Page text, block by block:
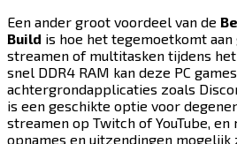
Een ander groot voordeel van de ​​​​‌ ‍ ​‍​‍‌‍ ‌ ​‍‌‍‍‌‌‍‌ ‌‍‍‌‌‍ ‍​‍​‍​ ‍‍​‍​‍‌ ​ ‌‍​‌‌‍ ‍‌‍‍‌‌ ‌​‌ ‍‌​‍ ‍‌‍‍‌‌‍ ​‍​‍​‍ ​​‍​‍‌‍‍​‌ ​‍‌‍‌‌‌‍‌‍​‍​‍​ ‍‍​‍​‍​‍ ‌‍​‌‌‍‌​‌‍ ‌‌‍‍‌‌‍ ‍​‍ ‌‍‍‌‌‍ ‍‌ ‌​‌‍‌‌‌‍ ‍‌ ‌​​‍ ‌‍‌‌‌‍‌​‌‍‍‌‌ ‌​​‍ ‌‍ ‌‌‍ ‌‍‌​‌‍‌‌​ ‌‌ ​​‌ ​‍‌‍‌‌‌ ​ ‌‍‌‌‌‍ ‍‌ ‌​‌‍​‌‌ ‌​‌‍‍‌‌‍ ‌‍ ‍​ ‍ ‌‍‍‌‌‍‌​​ ‌​ ‌​​ ‌ ​ ‌ ‌‍​‌​ ​‌​ ‌‍​ ‌​​ ​ ​‍ ‌​ ‍‌​ ​‍‌‍​‍‌‍‌​​‍ ‌​ ‌​​ ‌‍​ ​​​ ​ ​‍ ‌‌‍​‍​ ‍​​ ​‌​ ‌‍​‍ ‌​ ​‌​ ​‌​ ‌‍‌‍‌​​ ‌‌‌‍‌‍‌‍​ ​ ​‍​ ​ ‌‍‌‍​ ‍​​ ‍‌​ ‍ ‌ ‌​‌ ‍‌‌ ​​‌‍‌‌​ ‌‌‍​‍‌ ‌‌‌‍‍‌‌‍ ​‌‍‌​​ ‍ ‌ ​​‌‍​‌‌ ‌​‌‍‍​​ ‌‌‍‍‌​ ​‌​ ‍​‌‍ ‍‌‌ ‌‍ ​‌‍ ‌‍ ‍‌‍‌ ‌‌ ‌‍‌​‌‍‌‌‌ ​ ‌‍​ ​‍‌‌​ ‌‌‌​​‍‌‌ ‌‍‍ ‌‍‌‌‌ ‍‌​‍‌‌​ ​ ‌​‌​​‍‌‌​ ​ ‌​‌​​‍‌‌​ ​‍​ ​‍‌‍ ‍‌‍ ​​‍‌‌​ ​‍​ ​‍​‍‌‌​ ‌‌‌​‌​​‍ ‍‌ ‌‍‌‍​‌‌‍ ​‌ ‌‌‌‍‌‌​‍‌‌​ ‌‌‌​​‍‌‌ ‌‍‍ ‌‍‌‌‌ ‍‌​‍‌‌​ ​ ‌​‌​​‍‌‌​ ​ ‌​‌​​‍‌‌​ ​‍​ ​‍‌‍‌​​ ​‌‌‍​ ‌‍​‍​ ‌‌​ ‌​​ ​‍‌‍‌‍​ ‌​​ ​ ​ ‌‍​ ​​​‍‌‌​ ​‍​ ​‍​‍‌‌​ ‌‌‌​‌​​‍ ‍‌‍​ ‌‍‍​‌‍‍‌‌‍ ​‌‍‌​‌ ​‍‌‍‌‌‌‍ ‍​‍‌‌​ ‌‌‌​​‍‌‌ ‌‍‍ ‌‍‌‌‌ ‍‌​‍‌‌​ ​ ‌​‌​​‍‌‌​ ​ ‌​‌​​‍‌‌​ ​‍​ ​‍​ ​​​ ‌‌​ ‌‌​ ​‍​ ‌​‌‍‌‍​ ‌‍​ ​‌​ ​‍​ ‍​‌‍​‌​ ‌​​‍‌‌​ ​‍​ ​‍​‍‌‌​ ‌‌‌​‌​​‍ ‍‌ ‌​‌‍‌‌‌ ‍​‌ ‌​​ ‌‍​‍‌‍​‌‌ ​ ‌‍‌‌‌‌‌‌‌ ​‍‌‍ ​​ ‌​‍‌‌​ ​‍‌​‌‍‌‍​‌‌‍‌​‌‍ ‌‌‍‍‌‌‍ ‍​‍‌‍‌‍‍‌‌‍‌​​ ‌​ ‌​​ ‌ ​ ‌ ‌‍​‌​ ​‌​ ‌‍​ ‌​​ ​ ​‍ ‌​ ‍‌​ ​‍‌‍​‍‌‍‌​​‍ ‌​ ‌​​ ‌‍​ ​​​ ​ ​‍ ‌‌‍​‍​ ‍​​ ​‌​ ‌‍​‍ ‌​ ​‌​ ​‌​ ‌‍‌‍‌​​ ‌‌‌‍‌‍‌‍​ ​ ​‍​ ​ ‌‍‌‍​ ‍​​ ‍‌​‍‌‍‌ ‌​‌ ‍‌‌ ​​‌‍‌‌​ ‌‌‍​‍‌ ‌‌‌‍‍‌‌‍ ​‌‍‌​​‍‌‍‌ ​​‌‍​‌‌ ‌​‌‍‍​​ ‌‌‍‍‌​ ​‌​ ‍​‌‍ ‍‌‌ ‌‍ ​‌‍ ‌‍ ‍‌‍‌ ‌‌ ‌‍‌​‌‍‌‌‌ ​ ‌‍​ ​‍‌‌​ ‌‌‌​​‍‌‌ ‌‍‍ ‌‍‌‌‌ ‍‌​‍‌‌​ ​ ‌​‌​​‍‌‌​ ​ ‌​‌​​‍‌‌​ ​‍​ ​‍‌‍ ‍‌‍ ​​‍‌‌​ ​‍​ ​‍​‍‌‌​ ‌‌‌​‌​​‍ ‍‌ ‌‍‌‍​‌‌‍ ​‌ ‌‌‌‍‌‌​‍‌‌​ ‌‌‌​​‍‌‌ ‌‍‍ ‌‍‌‌‌ ‍‌​‍‌‌​ ​ ‌​‌​​‍‌‌​ ​ ‌​‌​​‍‌‌​ ​‍​ ​‍‌‍‌​​ ​‌‌‍​ ‌‍​‍​ ‌‌​ ‌​​ ​‍‌‍‌‍​ ‌​​ ​ ​ ‌‍​ ​​​‍‌‌​ ​‍​ ​‍​‍‌‌​ ‌‌‌​‌​​‍ ‍‌‍​ ‌‍‍​‌‍‍‌‌‍ ​‌‍‌​‌ ​‍‌‍‌‌‌‍ ‍​‍‌‌​ ‌‌‌​​‍‌‌ ‌‍‍ ‌‍‌‌‌ ‍‌​‍‌‌​ ​ ‌​‌​​‍‌‌​ ​ ‌​‌​​‍‌‌​ ​‍​ ​‍​ ​​​ ‌‌​ ‌‌​ ​‍​ ‌​‌‍‌‍​ ‌‍​ ​‌​ ​‍​ ‍​‌‍​‌​ ‌​​‍‌‌​ ​‍​ ​‍​‍‌‌​ ‌‌‌​‌​​‍ ‍‌ ‌​‌‍‌‌‌ ‍​‌ ‌​​‍‌‍‌ ​​‌‍‌‌‌ ​‍‌ ​ ‌ ​​‌‍‌‌‌‍​ ‌ ‌​‌‍‍‌‌ ‌‍‌‍‌‌​ ‌‌ ​​‌ ‌‌‌‍​‍‌‍ ​‌‍‍‌‌ ​ ‌‍‍​‌‍‌‌‌‍‌​​‍​‍‌ ‌
Build​​​​‌ ‍ ​‍​‍‌‍ ‌ ​‍‌‍‍‌‌‍‌ ‌‍‍‌‌‍ ‍​‍​‍​ ‍‍​‍​‍‌ ​ ‌‍​‌‌‍ ‍‌‍‍‌‌ ‌​‌ ‍‌​‍ ‍‌‍‍‌‌‍ ​‍​‍​‍ ​​‍​‍‌‍‍​‌ ​‍‌‍‌‌‌‍‌‍​‍​‍​ ‍‍​‍​‍​‍ ‌‍​‌‌‍‌​‌‍ ‌‌‍‍‌‌‍ ‍​‍ ‌‍‍‌‌‍ ‍‌ ‌​‌‍‌‌‌‍ ‍‌ ‌​​‍ ‌‍‌‌‌‍‌​‌‍‍‌‌ ‌​​‍ ‌‍ ‌‌‍ ‌‍‌​‌‍‌‌​ ‌‌ ​​‌ ​‍‌‍‌‌‌ ​ ‌‍‌‌‌‍ ‍‌ ‌​‌‍​‌‌ ‌​‌‍‍‌‌‍ ‌‍ ‍​ ‍ ‌‍‍‌‌‍‌​​ ‌​ ‌​​ ‌ ​ ‌ ‌‍​‌​ ​‌​ ‌‍​ ‌​​ ​ ​‍ ‌​ ‍‌​ ​‍‌‍​‍‌‍‌​​‍ ‌​ ‌​​ ‌‍​ ​​​ ​ ​‍ ‌‌‍​‍​ ‍​​ ​‌​ ‌‍​‍ ‌​ ​‌​ ​‌​ ‌‍‌‍‌​​ ‌‌‌‍‌‍‌‍​ ​ ​‍​ ​ ‌‍‌‍​ ‍​​ ‍‌​ ‍ ‌ ‌​‌ ‍‌‌ ​​‌‍‌‌​ ‌‌‍​‍‌ ‌‌‌‍‍‌‌‍ ​‌‍‌​​ ‍ ‌ ​​‌‍​‌‌ ‌​‌‍‍​​ ‌‌‍‍‌​ ​‌​ ‍​‌‍ ‍‌‌ ‌‍ ​‌‍ ‌‍ ‍‌‍‌ ‌‌ ‌‍‌​‌‍‌‌‌ ​ ‌‍​ ​‍‌‌​ ‌‌‌​​‍‌‌ ‌‍‍ ‌‍‌‌‌ ‍‌​‍‌‌​ ​ ‌​‌​​‍‌‌​ ​ ‌​‌​​‍‌‌​ ​‍​ ​‍‌‍ ‍‌‍ ​​‍‌‌​ ​‍​ ​‍​‍‌‌​ ‌‌‌​‌​​‍ ‍‌ ‌‍‌‍​‌‌‍ ​‌ ‌‌‌‍‌‌​‍‌‌​ ‌‌‌​​‍‌‌ ‌‍‍ ‌‍‌‌‌ ‍‌​‍‌‌​ ​ ‌​‌​​‍‌‌​ ​ ‌​‌​​‍‌‌​ ​‍​ ​‍‌‍‌​​ ​‌‌‍​ ‌‍​‍​ ‌‌​ ‌​​ ​‍‌‍‌‍​ ‌​​ ​ ​ ‌‍​ ​​​‍‌‌​ ​‍​ ​‍​‍‌‌​ ‌‌‌​‌​​‍ ‍‌‍​ ‌‍‍​‌‍‍‌‌‍ ​‌‍‌​‌ ​‍‌‍‌‌‌‍ ‍​‍‌‌​ ‌‌‌​​‍‌‌ ‌‍‍ ‌‍‌‌‌ ‍‌​‍‌‌​ ​ ‌​‌​​‍‌‌​ ​ ‌​‌​​‍‌‌​ ​‍​ ​‍​ ‍‌‌‍‌​‌‍​‌​ ‍​​ ‌ ‌‍‌​​ ​ ​ ‌‌​ ​​​ ‌​​ ​​​ ​‍​‍‌‌​ ​‍​ ​‍​‍‌‌​ ‌‌‌​‌​​‍ ‍‌ ‌​‌‍‌‌‌ ‍​‌ ‌​​ ‌‍​‍‌‍​‌‌ ​ ‌‍‌‌‌‌‌‌‌ ​‍‌‍ ​​ ‌​‍‌‌​ ​‍‌​‌‍‌‍​‌‌‍‌​‌‍ ‌‌‍‍‌‌‍ ‍​‍‌‍‌‍‍‌‌‍‌​​ ‌​ ‌​​ ‌ ​ ‌ ‌‍​‌​ ​‌​ ‌‍​ ‌​​ ​ ​‍ ‌​ ‍‌​ ​‍‌‍​‍‌‍‌​​‍ ‌​ ‌​​ ‌‍​ ​​​ ​ ​‍ ‌‌‍​‍​ ‍​​ ​‌​ ‌‍​‍ ‌​ ​‌​ ​‌​ ‌‍‌‍‌​​ ‌‌‌‍‌‍‌‍​ ​ ​‍​ ​ ‌‍‌‍​ ‍​​ ‍‌​‍‌‍‌ ‌​‌ ‍‌‌ ​​‌‍‌‌​ ‌‌‍​‍‌ ‌‌‌‍‍‌‌‍ ​‌‍‌​​‍‌‍‌ ​​‌‍​‌‌ ‌​‌‍‍​​ ‌‌‍‍‌​ ​‌​ ‍​‌‍ ‍‌‌ ‌‍ ​‌‍ ‌‍ ‍‌‍‌ ‌‌ ‌‍‌​‌‍‌‌‌ ​ ‌‍​ ​‍‌‌​ ‌‌‌​​‍‌‌ ‌‍‍ ‌‍‌‌‌ ‍‌​‍‌‌​ ​ ‌​‌​​‍‌‌​ ​ ‌​‌​​‍‌‌​ ​‍​ ​‍‌‍ ‍‌‍ ​​‍‌‌​ ​‍​ ​‍​‍‌‌​ ‌‌‌​‌​​‍ ‍‌ ‌‍‌‍​‌‌‍ ​‌ ‌‌‌‍‌‌​‍‌‌​ ‌‌‌​​‍‌‌ ‌‍‍ ‌‍‌‌‌ ‍‌​‍‌‌​ ​ ‌​‌​​‍‌‌​ ​ ‌​‌​​‍‌‌​ ​‍​ ​‍‌‍‌​​ ​‌‌‍​ ‌‍​‍​ ‌‌​ ‌​​ ​‍‌‍‌‍​ ‌​​ ​ ​ ‌‍​ ​​​‍‌‌​ ​‍​ ​‍​‍‌‌​ ‌‌‌​‌​​‍ ‍‌‍​ ‌‍‍​‌‍‍‌‌‍ ​‌‍‌​‌ ​‍‌‍‌‌‌‍ ‍​‍‌‌​ ‌‌‌​​‍‌‌ ‌‍‍ ‌‍‌‌‌ ‍‌​‍‌‌​ ​ ‌​‌​​‍‌‌​ ​ ‌​‌​​‍‌‌​ ​‍​ ​‍​ ‍‌‌‍‌​‌‍​‌​ ‍​​ ‌ ‌‍‌​​ ​ ​ ‌‌​ ​​​ ‌​​ ​​​ ​‍​‍‌‌​ ​‍​ ​‍​‍‌‌​ ‌‌‌​‌​​‍ ‍‌ ‌​‌‍‌‌‌ ‍​‌ ‌​​‍‌‍‌ ​​‌‍‌‌‌ ​‍‌ ​ ‌ ​​‌‍‌‌‌‍​ ‌ ‌​‌‍‍‌‌ ‌‍‌‍‌‌​ ‌‌ ​​‌ ‌‌‌‍​‍‌‍ ​‌‍‍‌‌ ​ ‌‍‍​‌‍‌‌‌‍‌​​‍​‍‌ ‌ is hoe het tegemoetkomt
streamen of multitasken tijdens het
snel DDR4 RAM kan deze PC
achtergrondapplicaties zoals
is een geschikte optie voor
streamen op Twitch of YouTube, en
opnames en uitzendingen